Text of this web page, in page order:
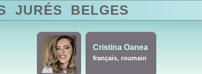
JURÉS BELGES
Cristina Oanea
français, roumain